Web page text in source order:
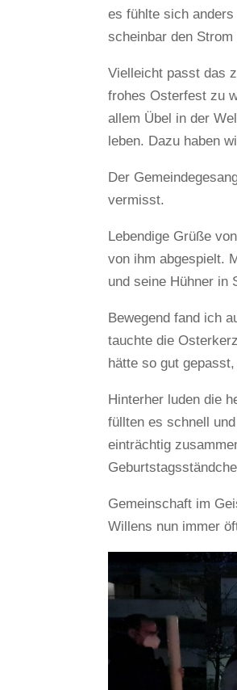
es fühlte sich
scheinbar den
Vielleicht passt das
frohes Osterfest zu
allem Übel in der
leben. Dazu haben
Der
vermisst.
Lebendige Grüße
von ihm abgespielt.
und seine Hühner in
Bewegend fand ich
tauchte die
hätte so gut
Hinterher luden die
füllten es schnell
einträchtig
Gemeinschaft im
Willens nun immer